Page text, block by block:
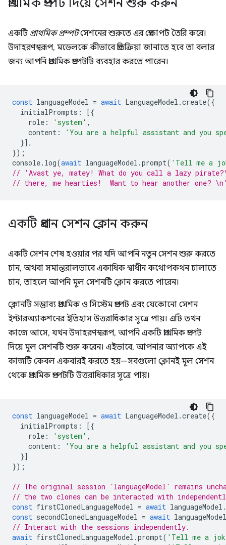
প্রাথমিক প্রম্পট দিয়ে সেশন শুরু করুন
একটি প্রাথমিক প্রম্পটসেশনের শুরুতে এর প্রেক্ষাপট তৈরি করে।
উদাহরণস্বরূপ, মডেলকে কীভাবে প্রতিক্রিয়া জানাতে হবে তা বলার
জন্য আপনি প্রাথমিক প্রম্পটটি ব্যবহার করতে পারেন।
const languageModel = await LanguageModel .create({
initialPrompts :
[{
role : 'system' ,
content :
'You are a helpful assistant and you
}],
});
console. log(await languageModel .prompt( 'Tell me a
// 'Avast ye, matey! What do you call a lazy
// there, me hearties!  Want to hear another one?
একটি প্রধান সেশন ক্লোন করুন
একটি সেশন শেষ হওয়ার পর যদি আপনি নতুন সেশন শুরু করতে
চান, অথবা সমান্তরালভাবে একাধিক স্বাধীন কথোপকথন চালাতে
চান, তাহলে আপনি মূল সেশনটি ক্লোন করতে পারেন।
ক্লোনটি সম্ভাব্য প্রাথমিক ও সিস্টেম প্রম্পট এবং যেকোনো সেশন
ইন্টারঅ্যাকশনের ইতিহাস উত্তরাধিকার সূত্রে পায়। এটি তখন
কাজে আসে, যখন উদাহরণস্বরূপ, আপনি একটি প্রাথমিক প্রম্পট
দিয়ে মূল সেশনটি শুরু করেন। এইভাবে, আপনার অ্যাপকে এই
কাজটি কেবল একবারই করতে হয়—সবগুলো ক্লোনই মূল সেশন
থেকে প্রাথমিক প্রম্পটটি উত্তরাধিকার সূত্রে পায়।
const languageModel = await LanguageModel .create({
initialPrompts :
[{
role : 'system' ,
content :
'You are a helpful assistant and you
}]
});
// The original session `languageModel` remains
// the two clones can be interacted with
const firstClonedLanguageModel = await languageModel .
const secondClonedLanguageModel = await languageModel
// Interact with the sessions independently.
await firstClonedLanguageModel .prompt( 'Tell me a